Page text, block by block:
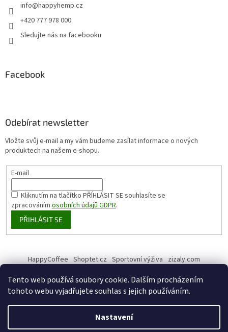
Tento web používá soubory cookie. Dalším procházením
tohoto webu vyjadřujete souhlas s jejich používáním.
Nastavení
info@happyhemp.cz
+420 777 978 000
Sledujte nás na facebooku
Facebook
Odebírat newsletter
Vložte svůj e-mail a my vám budeme zasílat informace o nových
produktech na našem e-shopu.
E-mail
Kliknutím na tlačítko PŘÍHLÁSIT SEsouhlasíte se
zpracovánímosobních údajů GDPR.
PŘIHLÁSIT SE
HappyCoffee Shoptet.cz Sportovní výživa zizaly.com